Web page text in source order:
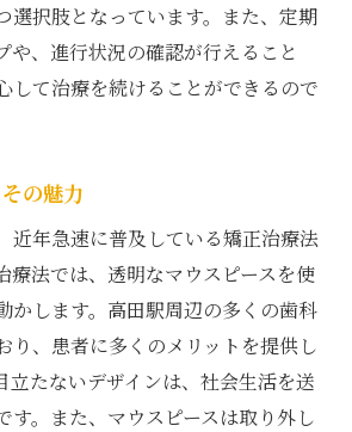
選択肢となっています。また、定期
や、進行状況の確認が行えること
して治療を続けることができるので
の魅力
近年急速に普及している矯正治療法
療法では、透明なマウスピースを使
かします。高田駅周辺の多くの歯科
り、患者に多くのメリットを提供し
立たないデザインは、社会生活を送
す。また、マウスピースは取り外し